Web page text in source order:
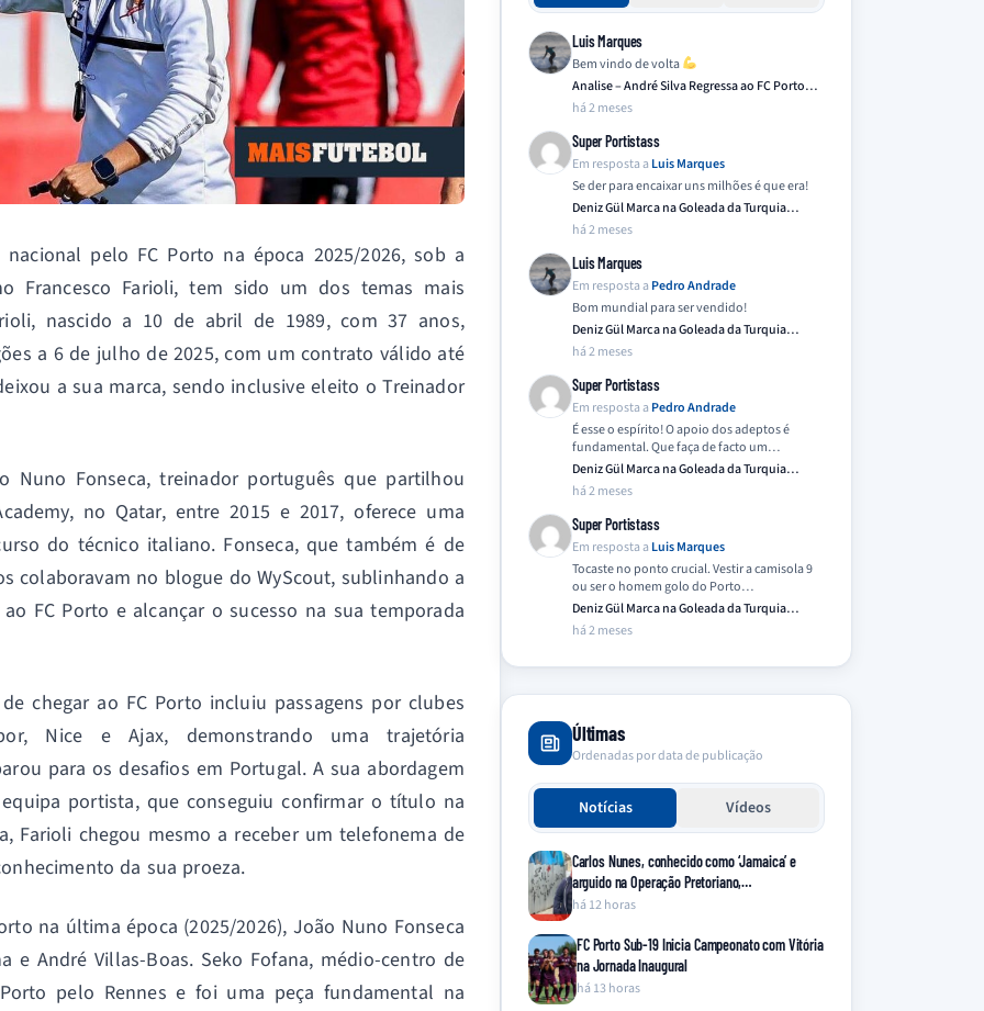
pelo FC Porto na época 2025/2026, sob a
Francesco Farioli, tem sido um dos temas mais
nascido a 10 de abril de 1989, com 37 anos,
a 6 de julho de 2025, com um contrato válido até
a sua marca, sendo inclusive eleito o Treinador
Nuno Fonseca, treinador português que partilhou
no Qatar, entre 2015 e 2017, oferece uma
do técnico italiano. Fonseca, que também é de
colaboravam no blogue do WyScout, sublinhando a
FC Porto e alcançar o sucesso na sua temporada
chegar ao FC Porto incluiu passagens por clubes
Nice e Ajax, demonstrando uma trajetória
para os desafios em Portugal. A sua abordagem
portista, que conseguiu confirmar o título na
Farioli chegou mesmo a receber um telefonema de
da sua proeza.
na última época (2025/2026), João Nuno Fonseca
e André Villas-Boas. Seko Fofana, médio-centro de
pelo Rennes e foi uma peça fundamental na
Luis Marques
Bem vindo de volta
Analise – André Silva Regressa ao FC Porto…
há 2 meses
Super Portistass
Em resposta a Luis Marques
Se der para encaixar uns milhões é que era!
Deniz Gül Marca na Goleada da Turquia
Frente…
há 2 meses
Luis Marques
Em resposta a Pedro Andrade
Bom mundial para ser vendido!
Deniz Gül Marca na Goleada da Turquia
Frente…
há 2 meses
Super Portistass
Em resposta a Pedro Andrade
É esse o espírito! O apoio dos adeptos é
fundamental. Que faça de facto um…
Deniz Gül Marca na Goleada da Turquia
Frente…
há 2 meses
Super Portistass
Em resposta a Luis Marques
Tocaste no ponto crucial. Vestir a camisola 9
ou ser o homem golo do Porto…
Deniz Gül Marca na Goleada da Turquia
Frente…
há 2 meses
Últimas
Ordenadas por data de publicação
Notícias Vídeos
Carlos Nunes, conhecido como ‘Jamaica’ e
arguido na Operação Pretoriano,…
há 12 horas
FC Porto Sub-19 Inicia Campeonato com Vitória
na Jornada Inaugural
há 13 horas